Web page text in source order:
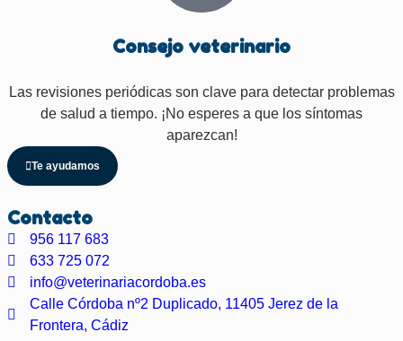
Consejo veterinario
Las revisiones periódicas son clave para detectar problemas
de salud a tiempo. ¡No esperes a que los síntomas
aparezcan!
Te ayudamos
Contacto
956 117 683
633 725 072
info@veterinariacordoba.es
Calle Córdoba nº2 Duplicado, 11405 Jerez de la
Frontera, Cádiz